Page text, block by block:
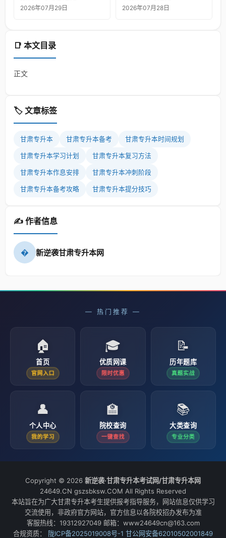
📑 本文目录
正文
🏷️ 文章标签
甘肃专升本 甘肃专升本备考 甘肃专升本时间规划
甘肃专升本学习计划 甘肃专升本复习方法
甘肃专升本作息安排 甘肃专升本冲刺阶段
甘肃专升本备考攻略 甘肃专升本提分技巧
✍️ 作者信息
� 新逆袭甘肃专升本网
2026年07月29日 2026年07月28日
— 热门推荐 —
🏠
首页
官网入口
🎓
优质网课
限时优惠
📝
历年题库
真题实战
👤
个人中心
我的学习
🏫
院校查询
一键查找
📚
大类查询
专业分类
Copyright © 2026 新逆袭·甘肃专升本考试网/甘肃专升本网
24649.CN gszsbksw.COM All Rights Reserved
本站旨在为广大甘肃专升本考生提供报考指导服务，网站信息仅供学习
交流使用，非政府官方网站，官方信息以各院校招办发布为准
客服热线：19312927049 邮箱：www24649cn@163.com
合规资质：
陇ICP备2025019008号-1 甘公网安备62010502001849